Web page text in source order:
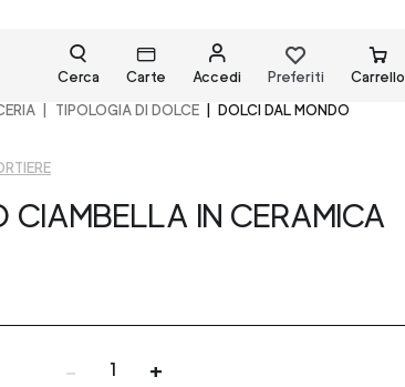
Cerca Carte Accedi Preferiti Carrello
TIPOLOGIA DI DOLCE DOLCI DAL MONDO
CIAMBELLA IN CERAMICA
- +